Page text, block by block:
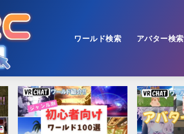
ワールド検索 アバター検索